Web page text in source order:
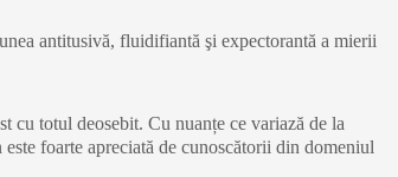
antitusivă, fluidifiantă şi expectorantă a mierii
cu totul deosebit. Cu nuanțe ce variază de la
foarte apreciată de cunoscătorii din domeniul